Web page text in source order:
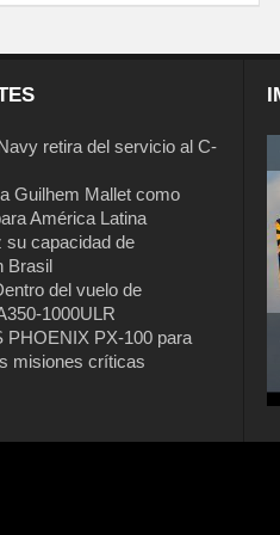
retira del servicio al C-
Guilhem Mallet como
América Latina
su capacidad de
Brasil
del vuelo de
1000ULR
PHOENIX PX-100 para
misiones críticas
la US Navy retira del
2 Greyhound